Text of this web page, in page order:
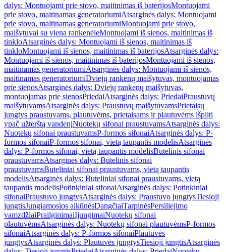
dalys: Montuojami prie stovo, maitinimas iš baterijosMontuojami
prie stovo, maitinamas generatoriumiAtsarginės dalys: Montuojami
prie stovo, maitinamas generatoriumiMontuojami prie stovo,
maišytuvai su viena rankenėleMontuojami iš sienos, maitinimas iš
tinkloAtsarginės dalys: Montuojami iš sienos, maitinimas iš
tinkloMontuojami iš sienos, maitinimas iš baterijosAtsarginės dalys:
Montuojami iš sienos, maitinimas iš baterijosMontuojami iš sienos,
maitinamas generatoriumiAtsarginės dalys: Montuojami iš sienos,
maitinamas generatoriumiDviejų rankenų maišytuvas, montuojamas
prie sienosAtsarginės dalys: Dviejų rankenų maišytuvas,
montuojamas prie sienosPriedaiAtsarginės dalys: PriedaiPraustuvų
maišytuvamsAtsarginės dalys: Praustuvų maišytuvamsPrietaisų
jungtys praustuvams, plautuvėms, prietaisams ir plautuvėms išpilti
ypač užterštą vandenįNuotekų sifonai praustuvamsAtsarginės dalys:
Nuotekų sifonai praustuvamsP-formos sifonaiAtsarginės dalys: P-
formos sifonaiP-formos sifonai, vietą taupantis modelisAtsarginės
dalys: P-formos sifonai, vietą taupantis modelisButelinis sifonai
praustuvamsAtsarginės dalys: Butelinis sifonai
praustuvamsButeliniai sifonai praustuvams, vietą taupantis
modelisAtsarginės dalys: Buteliniai sifonai praustuvams, vietą
taupantis modelisPotinkiniai sifonaiAtsarginės dalys: Potinkiniai
sifonaiPraustuvo jungtysAtsarginės dalys: Praustuvo jungtysTiesioji
jungtisJungiamosios alkūnėsDangčiaiTarpinėsPersiliejimo
vamzdžiaiPrailginimaiĮjungimaiNuotekų sifonai
plautuvėmsAtsarginės dalys: Nuotekų sifonai plautuvėmsP-formos
sifonaiAtsarginės dalys: P-formos sifonaiPlautuvės
jungtysAtsarginės dalys: Plautuvės jungtysTiesioji jungtisAtsarginės